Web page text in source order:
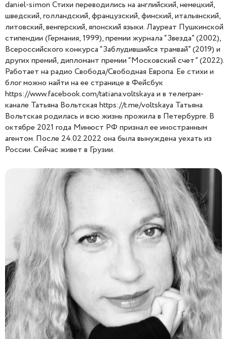
daniel-simon Стихи переводились на английский, немецкий,
шведский, голландский, французский, финский, итальянский,
литовский, венгерский, японский языки. Лауреат Пушкинской
стипендии (Германия, 1999), премии журнала “Звезда” (2002),
Всероссийского конкурса “Заблудившийся трамвай” (2019) и
других премий, дипломант премии “Московский счет” (2022).
Работает на радио Свобода/Свободная Европа. Ее стихи и
блог можно найти на ее странице в Фейсбук
https://www.facebook.com/tatiana.voltskaya и в телеграм-
канале Татьяна Вольтская https://t.me/voltskaya Татьяна
Вольтская родилась и всю жизнь прожила в Петербурге. В
октябре 2021 года Минюст РФ признал ее иностранным
агентом. После 24.02.2022 она была вынуждена уехать из
России. Сейчас живет в Грузии.